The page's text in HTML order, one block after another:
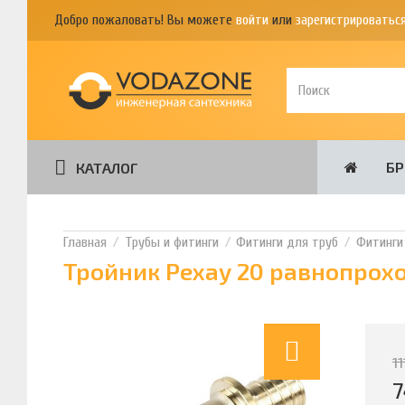
Добро пожаловать! Вы можете войти или
КАТАЛОГ
Трубы и фитинги Фитинги для труб
Тройник Рехау 20